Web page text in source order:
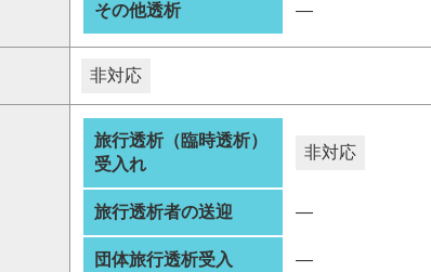
その他透析 ―
非対応
旅行透析（臨時透析）
受入れ
非対応
旅行透析者の送迎 ―
団体旅行透析受入 ―